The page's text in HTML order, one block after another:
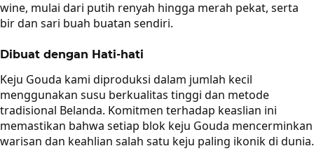
wine, mulai dari putih renyah hingga merah pekat, serta
bir dan sari buah buatan sendiri.
Dibuat dengan Hati-hati
Keju Gouda kami diproduksi dalam jumlah kecil
menggunakan susu berkualitas tinggi dan metode
tradisional Belanda. Komitmen terhadap keaslian ini
memastikan bahwa setiap blok keju Gouda mencerminkan
warisan dan keahlian salah satu keju paling ikonik di dunia.